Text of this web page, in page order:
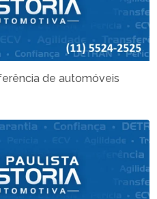
de automóveis